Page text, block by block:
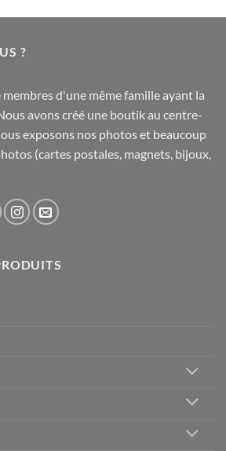
20,00 €
?
d'une même famille ayant la
avons créé une boutik au centre-
exposons nos photos et beaucoup
(cartes postales, magnets, bijoux,